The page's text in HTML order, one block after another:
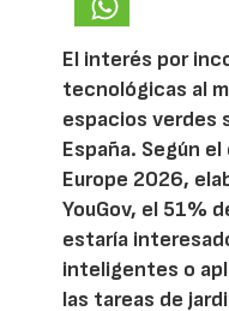
El interés por
tecnológicas al
espacios verdes
España. Según
Europe 2026,
YouGov, el 51%
estaría
inteligentes o
las tareas de